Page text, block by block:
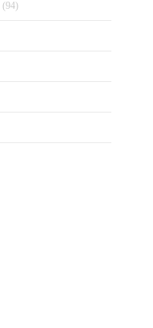
(94)